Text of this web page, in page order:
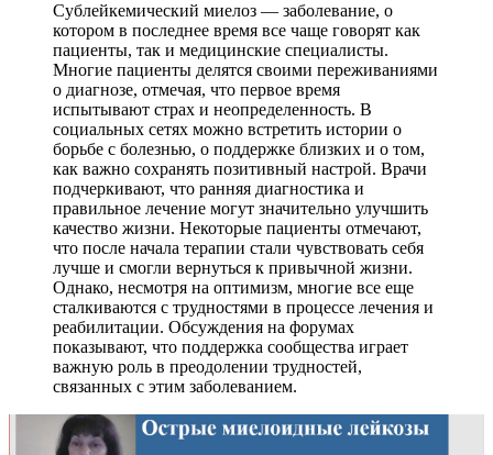
Сублейкемический миелоз — заболевание, о
котором в последнее время все чаще говорят как
пациенты, так и медицинские специалисты.
Многие пациенты делятся своими переживаниями
о диагнозе, отмечая, что первое время
испытывают страх и неопределенность. В
социальных сетях можно встретить истории о
борьбе с болезнью, о поддержке близких и о том,
как важно сохранять позитивный настрой. Врачи
подчеркивают, что ранняя диагностика и
правильное лечение могут значительно улучшить
качество жизни. Некоторые пациенты отмечают,
что после начала терапии стали чувствовать себя
лучше и смогли вернуться к привычной жизни.
Однако, несмотря на оптимизм, многие все еще
сталкиваются с трудностями в процессе лечения и
реабилитации. Обсуждения на форумах
показывают, что поддержка сообщества играет
важную роль в преодолении трудностей,
связанных с этим заболеванием.